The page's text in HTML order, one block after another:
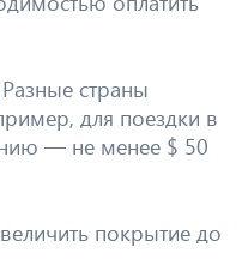
страны
для поездки в
— не менее $ 50
покрытие до